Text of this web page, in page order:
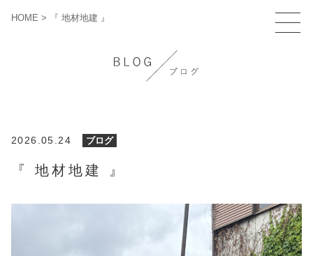
HOME > 『 地材地建 』
2026.05.24 ブログ
『 地材地建 』